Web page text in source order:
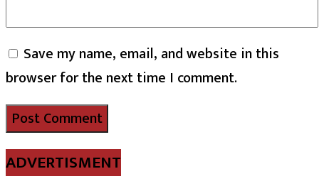
Save my name, email, and website in this
browser for the next time I comment.
ADVERTISMENT